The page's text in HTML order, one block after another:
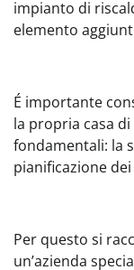
impianto di
elemento
É importante
la propria casa
fondamentali: la
pianificazione
Per questo si
un’azienda